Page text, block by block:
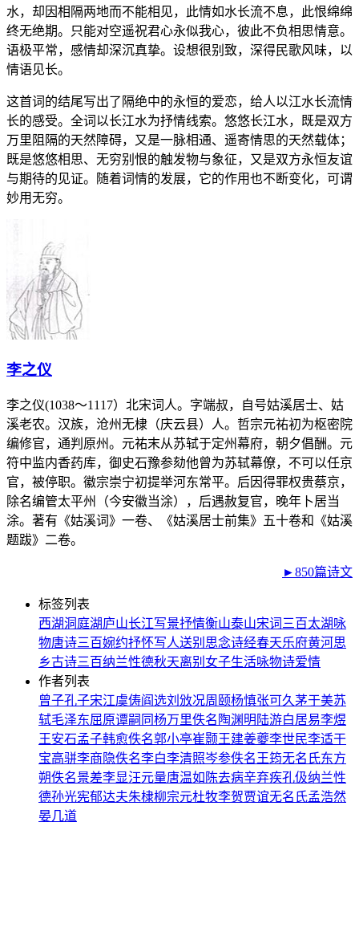
水，却因相隔两地而不能相见，此情如水长流不息，此恨绵绵
终无绝期。只能对空遥祝君心永似我心，彼此不负相思情意。
语极平常，感情却深沉真挚。设想很别致，深得民歌风味，以
情语见长。
这首词的结尾写出了隔绝中的永恒的爱恋，给人以江水长流情
长的感受。全词以长江水为抒情线索。悠悠长江水，既是双方
万里阻隔的天然障碍，又是一脉相通、遥寄情思的天然载体；
既是悠悠相思、无穷别恨的触发物与象征，又是双方永恒友谊
与期待的见证。随着词情的发展，它的作用也不断变化，可谓
妙用无穷。
李之仪
李之仪(1038～1117）北宋词人。字端叔，自号姑溪居士、姑
溪老农。汉族，沧州无棣（庆云县）人。哲宗元祐初为枢密院
编修官，通判原州。元祐末从苏轼于定州幕府，朝夕倡酬。元
符中监内香药库，御史石豫参劾他曾为苏轼幕僚，不可以任京
官，被停职。徽宗崇宁初提举河东常平。后因得罪权贵蔡京，
除名编管太平州（今安徽当涂），后遇赦复官，晚年卜居当
涂。著有《姑溪词》一卷、《姑溪居士前集》五十卷和《姑溪
题跋》二卷。
►850篇诗文
标签列表
西湖洞庭湖庐山长江写景抒情衡山泰山宋词三百太湖 咏
物唐诗三百婉约抒怀写人送别 思念诗经春天乐府黄河思
乡古诗三百纳兰性德秋天离别 女子生活咏物诗爱情
作者列表
曾子孔子宋江虞俦阎选刘攽况周颐杨慎张可久茅于美苏
轼毛泽东屈原谭嗣同杨万里佚名 陶渊明 陆游白居易李煜
王安石孟子韩愈佚名郭小亭崔颢王建姜夔李世民李适干
宝高骈李商隐佚名李白李清照岑参佚名 王筠无名氏东方
朔佚名景差李显汪元量唐温如 陈去病辛弃疾孔伋纳兰性
德孙光宪郁达夫朱棣柳宗元杜牧李贺贾谊无名氏孟浩然
晏几道